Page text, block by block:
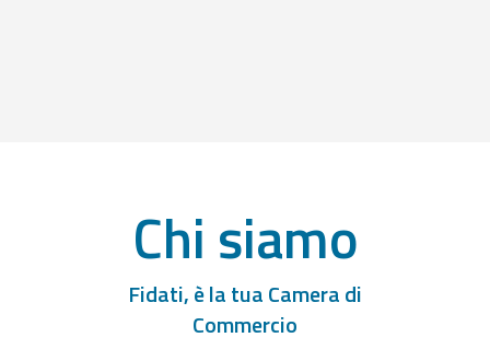
Chi siamo
Fidati, è la tua Camera di
Commercio